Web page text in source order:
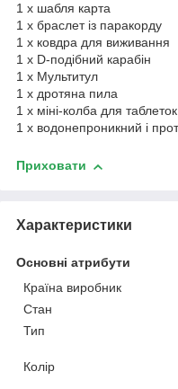
1 х шабля карта
1 х браслет із паракорду
1 х ковдра для виживання
1 х D-подібний карабін
1 x Мультитул
1 х дротяна пила
1 х міні-колба для таблеток
1 х водонепроникний і
Приховати
Характеристики
Основні атрибути
Країна виробник
Стан
Тип
Колір